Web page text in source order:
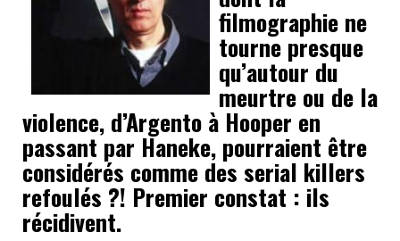
filmographie ne
tourne presque
qu’autour du
meurtre ou de la
violence, d’Argento à Hooper en
passant par Haneke, pourraient être
considérés comme des serial killers
refoulés ?! Premier constat : ils
récidivent.